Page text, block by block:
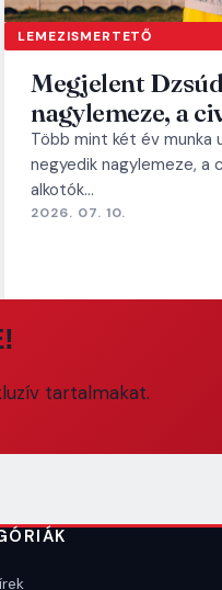
LEMEZISMERTETŐ
Megjelent
nagylemeze, a
Több mint két év munka
negyedik nagylemeze, a
alkotók…
2026. 07. 10.
tartalmakat.